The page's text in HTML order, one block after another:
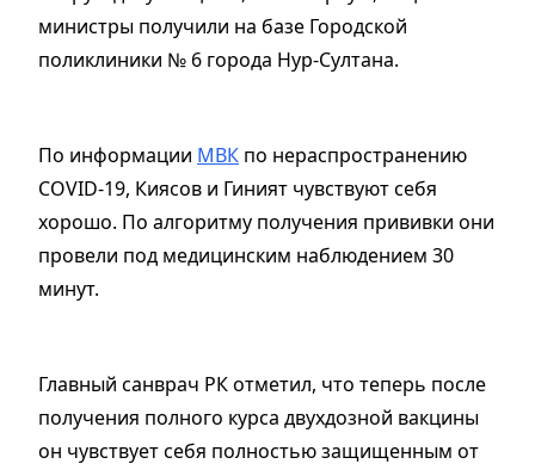
министры получили на базе Городской
поликлиники № 6 города Нур-Султана.
По информации МВК по нераспространению
COVID-19, Киясов и Гиният чувствуют себя
хорошо. По алгоритму получения прививки они
провели под медицинским наблюдением 30
минут.
Главный санврач РК отметил, что теперь после
получения полного курса двухдозной вакцины
он чувствует себя полностью защищенным от